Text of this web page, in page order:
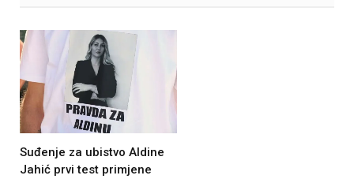
Suđenje za ubistvo Aldine
Jahić prvi test primjene